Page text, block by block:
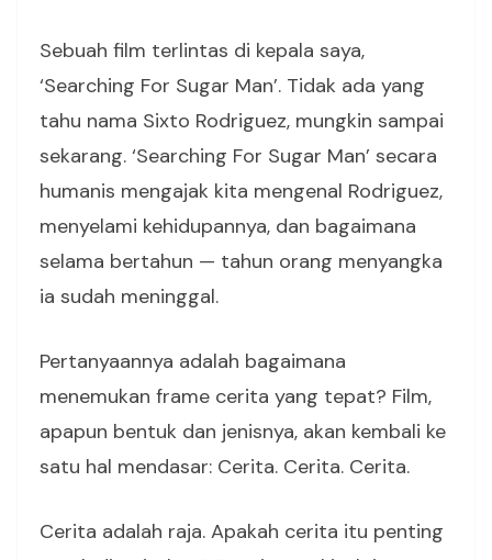
Sebuah film terlintas di kepala saya,
‘Searching For Sugar Man’. Tidak ada yang
tahu nama Sixto Rodriguez, mungkin sampai
sekarang. ‘Searching For Sugar Man’ secara
humanis mengajak kita mengenal Rodriguez,
menyelami kehidupannya, dan bagaimana
selama bertahun — tahun orang menyangka
ia sudah meninggal.
Pertanyaannya adalah bagaimana
menemukan frame cerita yang tepat? Film,
apapun bentuk dan jenisnya, akan kembali ke
satu hal mendasar: Cerita. Cerita. Cerita.
Cerita adalah raja. Apakah cerita itu penting